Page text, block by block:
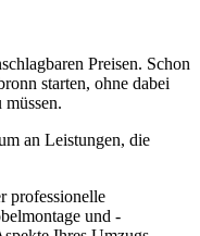
Preisen. Schon
starten, ohne dabei
an Leistungen, die
professionelle
und -